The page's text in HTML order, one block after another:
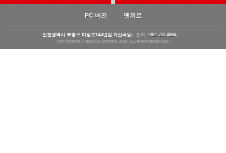
PC 버전 맨위로
인천광역시 부평구 마장로144번길 2(산곡동) 전화 032-513-4994
COPYRIGHTS ⓒ SEMAUL MOTORS. 2015. ALL RIGHT RESERVED.